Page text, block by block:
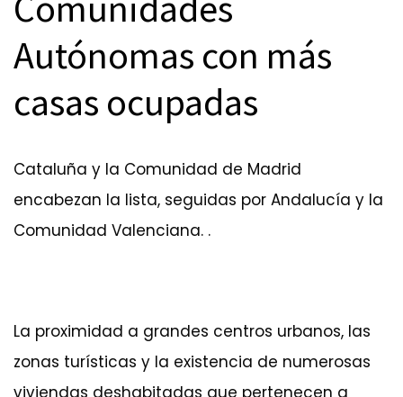
Autónomas con más
casas ocupadas
Cataluña y la Comunidad de Madrid
encabezan la lista, seguidas por Andalucía y la
Comunidad Valenciana. .
La proximidad a grandes centros urbanos, las
zonas turísticas y la existencia de numerosas
viviendas deshabitadas que pertenecen a